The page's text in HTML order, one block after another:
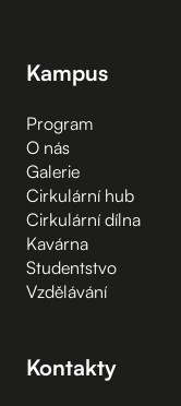
Kampus
Program
O nás
Galerie
Cirkulární hub
Cirkulární dílna
Kavárna
Studentstvo
Vzdělávání
Kontakty